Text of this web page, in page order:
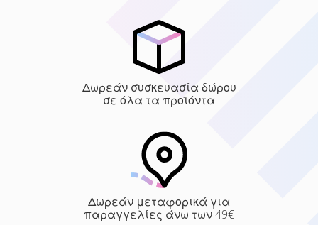
Δωρεάν συσκευασία δώρου
σε όλα τα προϊόντα
Δωρεάν μεταφορικά για
παραγγελίες άνω των 49€